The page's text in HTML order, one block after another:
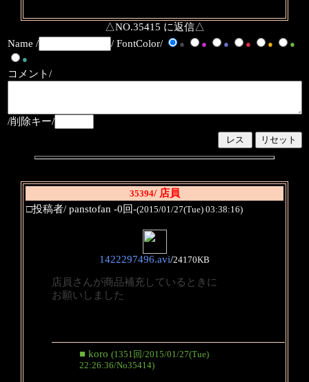
△NO.35415 に返信△
Name /
/ FontColor/ ● ● ● ● ●
●
●
コメント/
/削除キー/
35394/ 店員
□投稿者/ panstofan -0回-(2015/01/27(Tue) 03:38:16)
1422297496.avi/24170KB
店員さんが商品補充しているときに
お願いしました
■ koro (1351回/2015/01/27(Tue)
22:26:36/No35414)